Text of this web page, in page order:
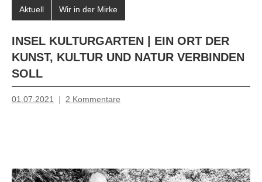
Aktuell Wir in der Mirke
INSEL KULTURGARTEN | EIN ORT DER
KUNST, KULTUR UND NATUR VERBINDEN
SOLL
01.07.2021
Mosche
2 Kommentare